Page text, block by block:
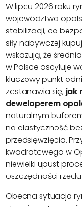
W lipcu 2026 roku
województwa
stabilizacji, co
siły nabywczej
wskazują, że
w Polsce oscyluje
kluczowy punkt
zastanawia się, jak
deweloperem
naturalnym
na elastyczność
przedsięwzięcia.
kwadratowego w
niewielki upust
oszczędności
Obecna sytuacja